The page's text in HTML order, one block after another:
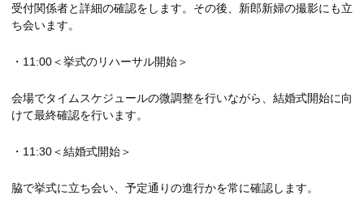
受付関係者と詳細の確認をします。その後、新郎新婦の撮影にも立
ち会います。
・11:00＜挙式のリハーサル開始＞
会場でタイムスケジュールの微調整を行いながら、結婚式開始に向
けて最終確認を行います。
・11:30＜結婚式開始＞
脇で挙式に立ち会い、予定通りの進行かを常に確認します。